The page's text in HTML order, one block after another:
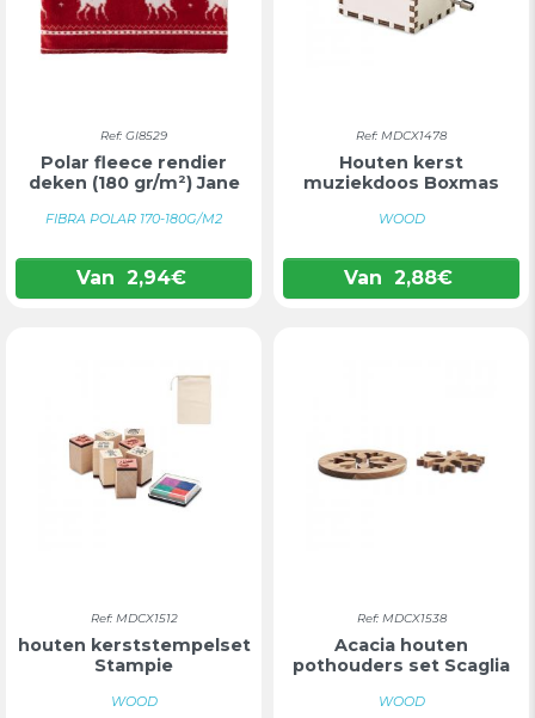
Ref: GI8529
Polar fleece rendier
deken (180 gr/m²) Jane
FIBRA POLAR 170-180G/M2
Van 2,94€
Ref: MDCX1478
Houten kerst
muziekdoos Boxmas
WOOD
Van 2,88€
Ref: MDCX1512
houten kerststempelset
Stampie
WOOD
Ref: MDCX1538
Acacia houten
pothouders set Scaglia
WOOD